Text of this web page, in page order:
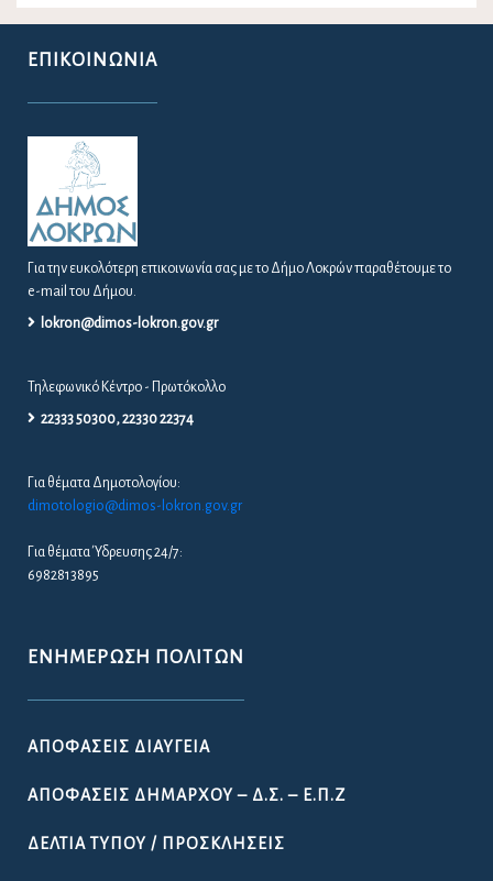
ΕΠΙΚΟΙΝΩΝΊΑ
Για την ευκολότερη επικοινωνία σας με το Δήμο Λοκρών παραθέτουμε το
e-mail του Δήμου.
lokron@dimos-lokron.gov.gr
Τηλεφωνικό Κέντρο - Πρωτόκολλο
22333 50300, 22330 22374
Για θέματα Δημοτολογίου:
dimotologio@dimos-lokron.gov.gr
Για θέματα Ύδρευσης 24/7:
6982813895
ΕΝΗΜΈΡΩΣΗ ΠΟΛΙΤΏΝ
ΑΠΟΦΆΣΕΙΣ ΔΙΑΎΓΕΙΑ
ΑΠΟΦΆΣΕΙΣ ΔΗΜΆΡΧΟΥ – Δ.Σ. – Ε.Π.Ζ
ΔΕΛΤΊΑ ΤΎΠΟΥ / ΠΡΟΣΚΛΉΣΕΙΣ